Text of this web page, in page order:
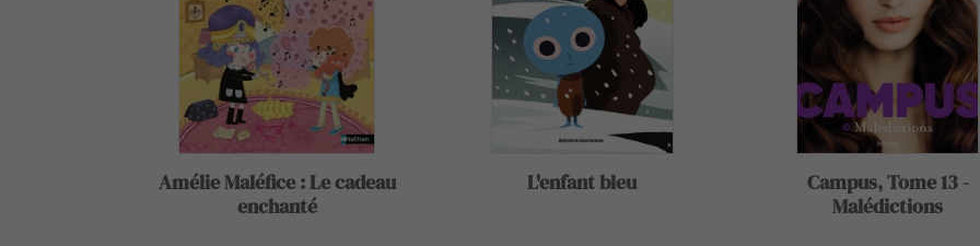
Amélie Maléfice : Le cadeau
enchanté
L'enfant bleu
Campus, Tome 13 -
Malédictions